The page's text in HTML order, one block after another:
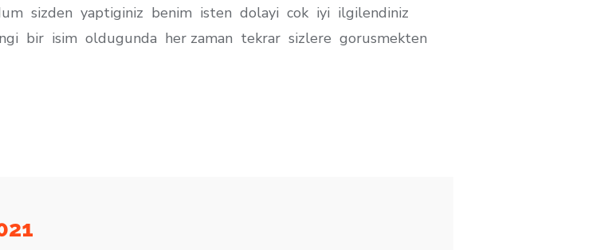
sizden yaptiginiz benim isten dolayi cok iyi ilgilendiniz
bir isim oldugunda her zaman tekrar sizlere gorusmekten